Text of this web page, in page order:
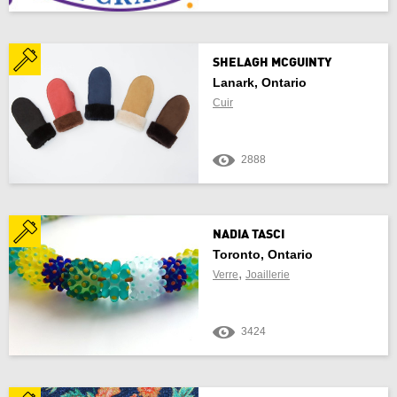
SHELAGH MCGUINTY
Lanark, Ontario
Cuir
2888
NADIA TASCI
Toronto, Ontario
Verre, Joaillerie
3424